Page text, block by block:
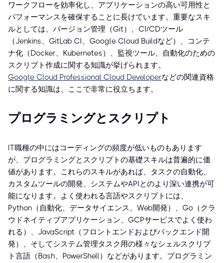
ワークフローを効率化し、アプリケーションの高い可用性と
パフォーマンスを確保することに長けています。重要なスキ
ルとしては、バージョン管理（Git）、CI/CDツール
（Jenkins、GitLab CI、Google Cloud Buildなど）、コンテ
ナ化（Docker、Kubernetes）、監視ツール、自動化のための
スクリプト作成に関する知識が挙げられます。
Google Cloud Professional Cloud Developerなどの関連資格
に関する知識は、ここで非常に役立ちます。
プログラミングとスクリプト
IT職種の中にはコーディングの頻度が低いものもあります
が、プログラミングとスクリプトの基礎スキルは普遍的に価
値があります。これらのスキルがあれば、タスクの自動化、
カスタムツールの開発、システムやAPIとのより深い連携が可
能になります。よく使われる言語やスクリプトには、
Python（自動化、データサイエンス、Web開発）、Go（クラ
ウドネイティブアプリケーション、GCPサービスでよく使わ
れる）、JavaScript（フロントエンドおよびバックエンド開
発）、そしてシステム管理タスク用の様々なシェルスクリプ
ト言語（Bash、PowerShell）などがあります。プログラミン